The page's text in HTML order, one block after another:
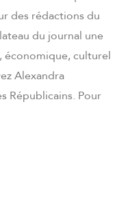
des rédactions du
du journal une
culturel
Alexandra
Républicains. Pour